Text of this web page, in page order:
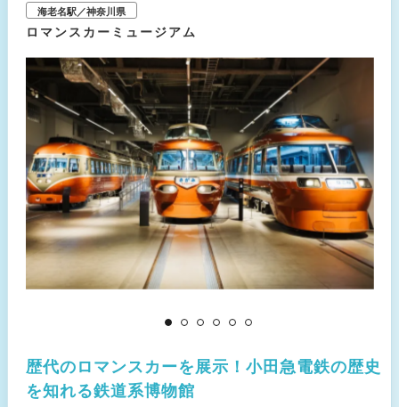
10：30～21：00
※ラストオーダー20：30
海老名駅／神奈川県
ロマンスカーミュージアム
歴代のロマンスカーを展示！小田急電鉄の歴史
を知れる鉄道系博物館